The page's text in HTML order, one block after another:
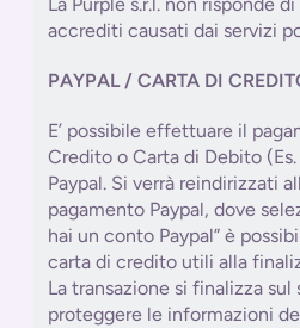
accrediti causati dai servizi
PAYPAL / CARTA DI
E’ possibile effettuare il
Credito o Carta di Debito
Paypal. Si verrà reindirizzati
pagamento Paypal, dove
hai un conto Paypal” è
carta di credito utili alla
La transazione si finalizza
proteggere le informazioni